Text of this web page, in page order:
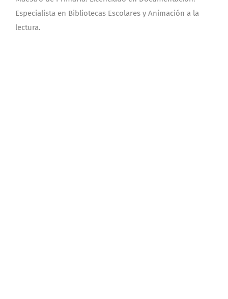
Especialista en Bibliotecas Escolares y Animación a la
lectura.